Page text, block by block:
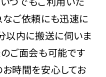
なご依頼にも迅速に
以内に搬送に伺いま
ご面会も可能です
時間を安心してお